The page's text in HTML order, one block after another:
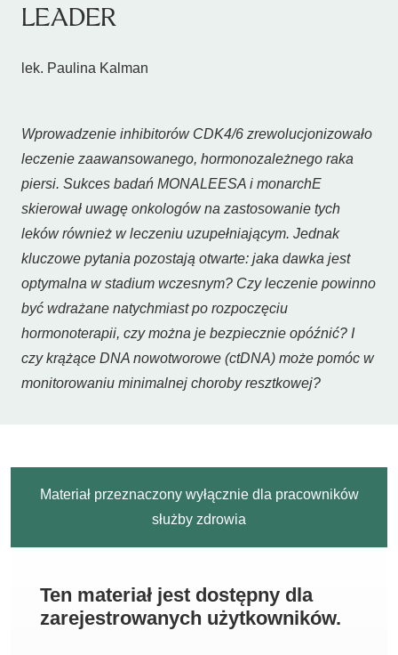
LEADER
lek. Paulina Kalman
Wprowadzenie inhibitorów CDK4/6 zrewolucjonizowało
leczenie zaawansowanego, hormonozależnego raka
piersi. Sukces badań MONALEESA i monarchE
skierował uwagę onkologów na zastosowanie tych
leków również w leczeniu uzupełniającym. Jednak
kluczowe pytania pozostają otwarte: jaka dawka jest
optymalna w stadium wczesnym? Czy leczenie powinno
być wdrażane natychmiast po rozpoczęciu
hormonoterapii, czy można je bezpiecznie opóźnić? I
czy krążące DNA nowotworowe (ctDNA) może pomóc w
monitorowaniu minimalnej choroby resztkowej?
Materiał przeznaczony wyłącznie dla pracowników
służby zdrowia
Ten materiał jest dostępny dla
zarejestrowanych użytkowników.